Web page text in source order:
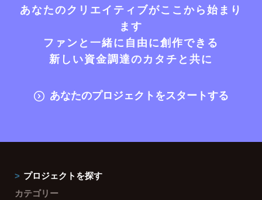
あなたのクリエイティブがここから始まり
ます
ファンと一緒に自由に創作できる
新しい資金調達のカタチと共に
あなたのプロジェクトをスタートする
プロジェクトを探す
カテゴリー